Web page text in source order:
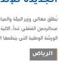
يُطلق معالي وزير البيئة
عبدالرحمن الفضلي غداً،
الورشة الوطنية التي
الرياض